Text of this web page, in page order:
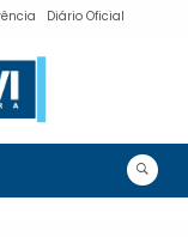
Diário Oficial